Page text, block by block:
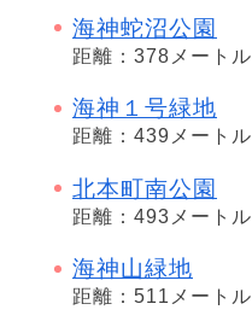
海神蛇沼公園
距離：378メートル
海神１号緑地
距離：439メートル
北本町南公園
距離：493メートル
海神山緑地
距離：511メートル